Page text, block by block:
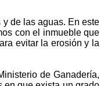
de las aguas. En este
con el inmueble que
evitar la erosión y la
de Ganadería,